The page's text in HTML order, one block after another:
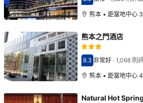
分數8.9分
熊本 • 距當地中心
熊本之門酒店
分數8.3分
8.3 非常好· 1,068 則
熊本 • 距當地中心
Natural Hot